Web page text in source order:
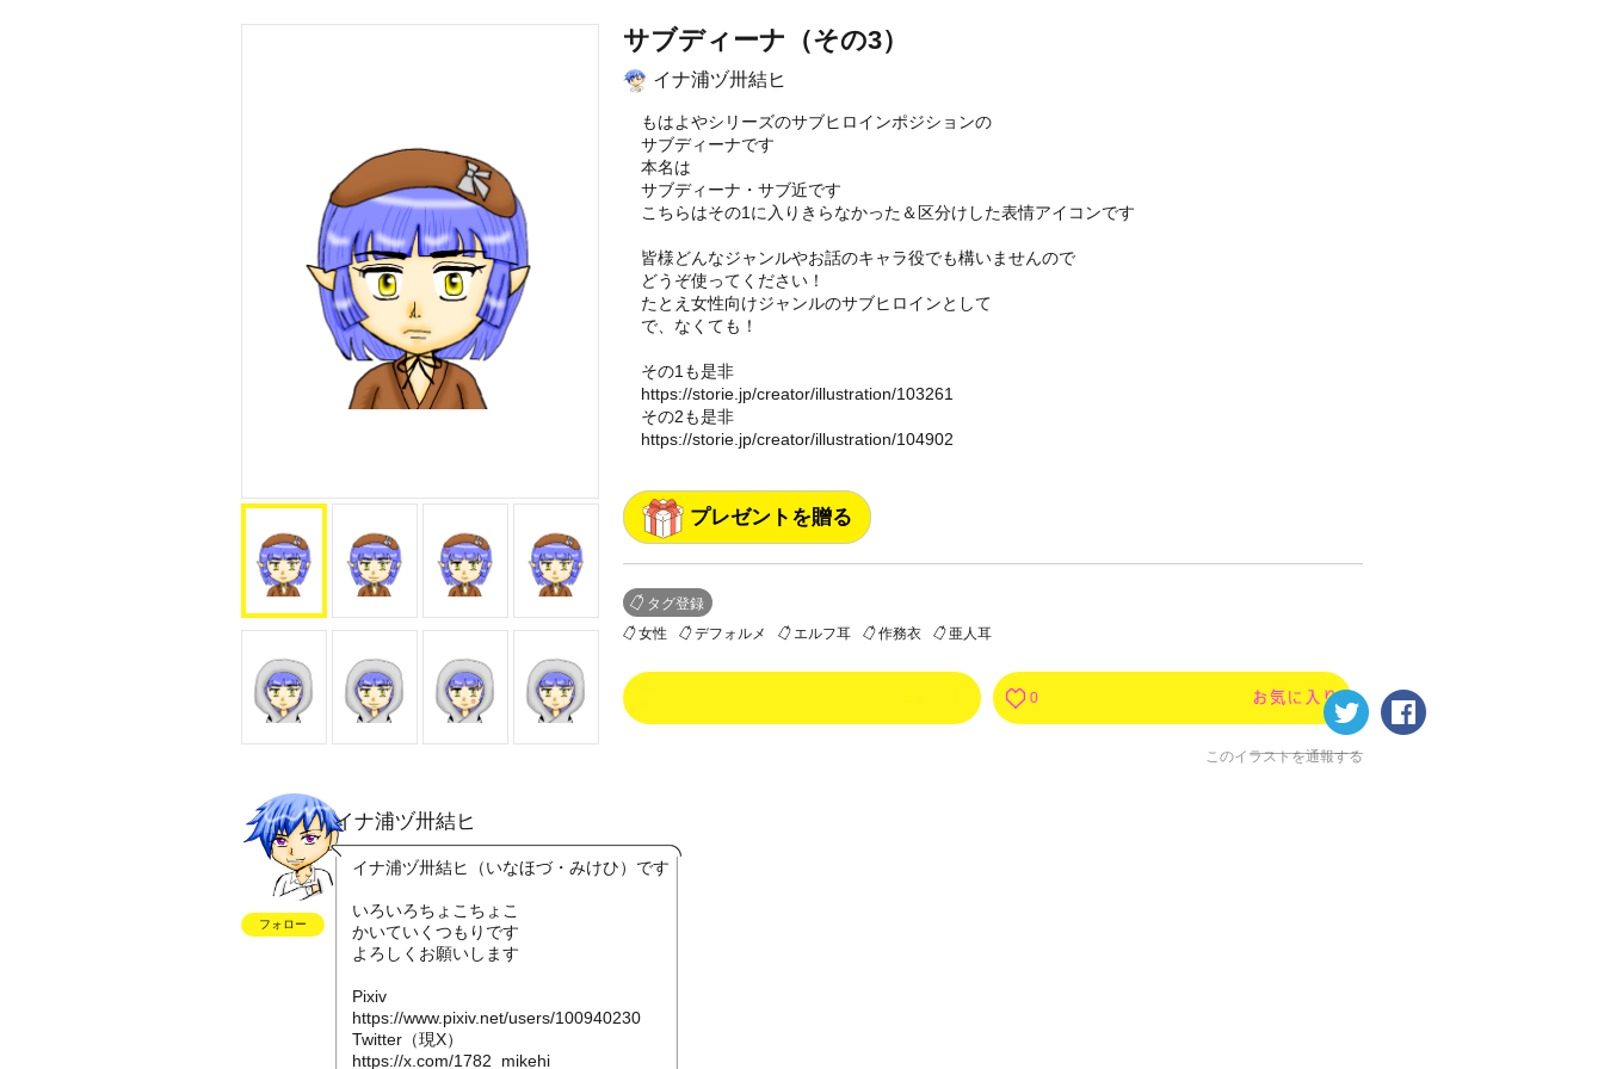
サブディーナ（その3）
イナ浦ヅ卅結ヒ
もはよやシリーズのサブヒロインポジションの
サブディーナです
本名は
サブディーナ・サブ近です
こちらはその1に入りきらなかった＆区分けした表情アイコンです
皆様どんなジャンルやお話のキャラ役でも構いませんので
どうぞ使ってください！
たとえ女性向けジャンルのサブヒロインとして
で、なくても！
その1も是非
https://storie.jp/creator/illustration/103261
その2も是非
https://storie.jp/creator/illustration/104902
プレゼントを贈る
タグ登録
女性
デフォルメ エルフ耳 作務衣 亜人耳
0
このイラストを通報する
フォロー
イナ浦ヅ卅結ヒ
イナ浦ヅ卅結ヒ（いなほづ・みけひ）です
いろいろちょこちょこ
かいていくつもりです
よろしくお願いします
Pixiv
https://www.pixiv.net/users/100940230
Twitter（現X）
https://x.com/1782_mikehi